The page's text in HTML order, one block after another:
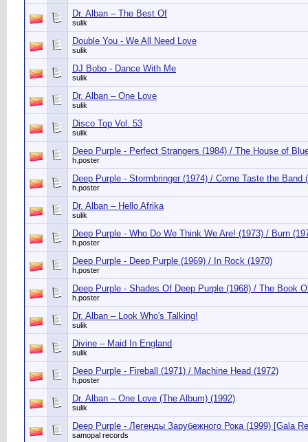
Dr. Alban ‎– The Best Of
sulik
Double You - We All Need Love
sulik
DJ Bobo - Dance With Me
sulik
Dr. Alban ‎– One Love
sulik
Disco Top Vol. 53
sulik
Deep Purple - Perfect Strangers (1984) / The House of
h.poster
Deep Purple - Stormbringer (1974) / Come Taste the Band
h.poster
Dr. Alban ‎– Hello Afrika
sulik
Deep Purple - Who Do We Think We Are! (1973) / Burn
h.poster
Deep Purple - Deep Purple (1969) / In Rock (1970)
h.poster
Deep Purple - Shades Of Deep Purple (1968) / The Book
h.poster
Dr. Alban ‎– Look Who's Talking!
sulik
Divine ‎– Maid In England
sulik
Deep Purple - Fireball (1971) / Machine Head (1972)
h.poster
Dr. Alban ‎– One Love (The Album) (1992)
sulik
Deep Purple - Легенды Зарубежного Рока (1999) [Gala
samopal records